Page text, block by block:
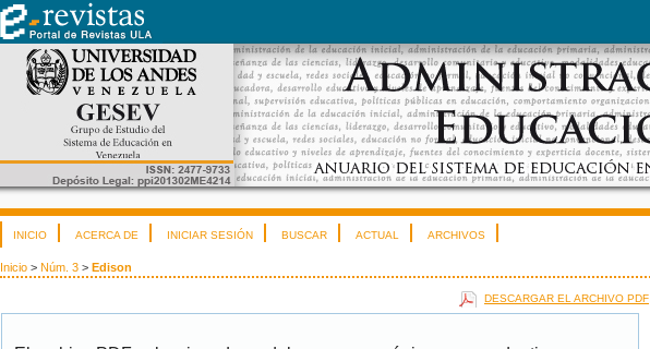
INICIO ACERCA DE INICIAR SESIÓN BUSCAR ACTUAL ARCHIVOS
Inicio > Núm. 3 > Edison
DESCARGAR EL ARCHIVO PDF